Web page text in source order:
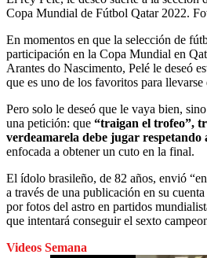
Copa Mundial de Fútbol Qatar 2022.
En momentos en que la selección de
participación en la Copa Mundial en
Arantes do Nascimento, Pelé le deseó
que es uno de los favoritos para
Pero solo le deseó que le vaya bien,
una petición: que “traigan el trofeo”,
verdeamarela debe jugar respetando
enfocada a obtener un cuto en la final.
El ídolo brasileño, de 82 años, envió
a través de una publicación en su
por fotos del astro en partidos
que intentará conseguir el sexto
Videos Semana